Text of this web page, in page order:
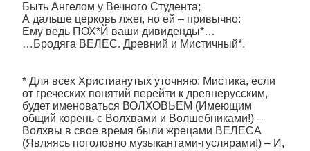
Быть Ангелом у Вечного Студента;
А дальше церковь лжет, но ей – привычно:
Ему ведь ПОХ*Й ваши дивиденды*…
…Бродяга ВЕЛЕС. Древний и Мистичный*.
* Для всех Христианутых уточняю: Мистика, если
от греческих понятий перейти к древнерусским,
будет именоваться ВОЛХОВЬЕМ (Имеющим
общий корень с Волхвами и Волшебниками!) –
Волхвы в свое время были жрецами ВЕЛЕСА
(Являясь поголовно музыкантами-гуслярами!) – И,